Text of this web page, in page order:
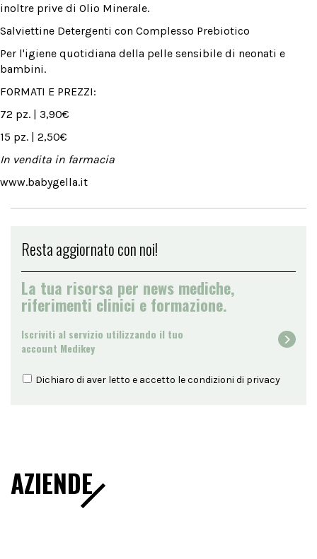
inoltre prive di Olio Minerale.
Salviettine Detergenti con Complesso Prebiotico
Per l'igiene quotidiana della pelle sensibile di neonati e
bambini.
FORMATI E PREZZI:
72 pz. | 3,90€
15 pz. | 2,50€
In vendita in farmacia
www.babygella.it
Resta aggiornato con noi!
La tua risorsa per news mediche,
riferimenti clinici e formazione.
Iscriviti al servizio utilizzando il tuo
account Medikey
Dichiaro di aver letto e accetto le condizioni di privacy
AZIENDE